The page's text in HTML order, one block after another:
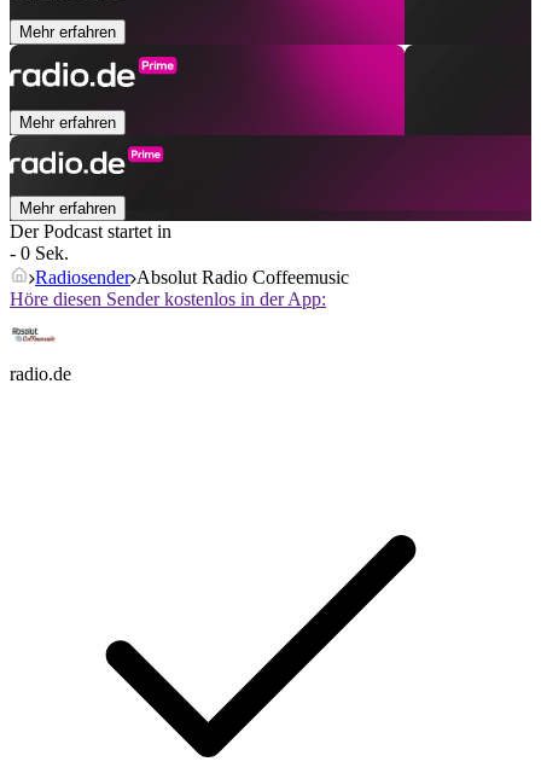
Mehr erfahren
Mehr erfahren
Mehr erfahren
Der Podcast startet in
- 0 Sek.
Radiosender Absolut Radio Coffeemusic
Höre diesen Sender kostenlos in der App:
radio.de